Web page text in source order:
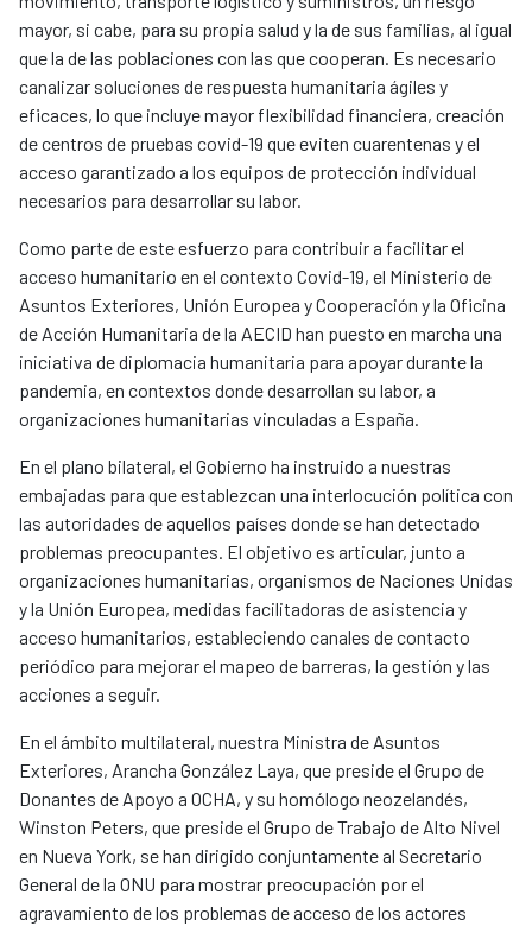
mayor, si cabe, para su propia salud y la de sus familias, al igual
que la de las poblaciones con las que cooperan. Es necesario
canalizar soluciones de respuesta humanitaria ágiles y
eficaces, lo que incluye mayor flexibilidad financiera, creación
de centros de pruebas covid-19 que eviten cuarentenas y el
acceso garantizado a los equipos de protección individual
necesarios para desarrollar su labor.
Como parte de este esfuerzo para contribuir a facilitar el
acceso humanitario en el contexto Covid-19, el Ministerio de
Asuntos Exteriores, Unión Europea y Cooperación y la Oficina
de Acción Humanitaria de la AECID han puesto en marcha una
iniciativa de diplomacia humanitaria para apoyar durante la
pandemia, en contextos donde desarrollan su labor, a
organizaciones humanitarias vinculadas a España.
En el plano bilateral, el Gobierno ha instruido a nuestras
embajadas para que establezcan una interlocución política con
las autoridades de aquellos países donde se han detectado
problemas preocupantes. El objetivo es articular, junto a
organizaciones humanitarias, organismos de Naciones Unidas
y la Unión Europea, medidas facilitadoras de asistencia y
acceso humanitarios, estableciendo canales de contacto
periódico para mejorar el mapeo de barreras, la gestión y las
acciones a seguir.
En el ámbito multilateral, nuestra Ministra de Asuntos
Exteriores, Arancha González Laya, que preside el Grupo de
Donantes de Apoyo a OCHA, y su homólogo neozelandés,
Winston Peters, que preside el Grupo de Trabajo de Alto Nivel
en Nueva York, se han dirigido conjuntamente al Secretario
General de la ONU para mostrar preocupación por el
agravamiento de los problemas de acceso de los actores